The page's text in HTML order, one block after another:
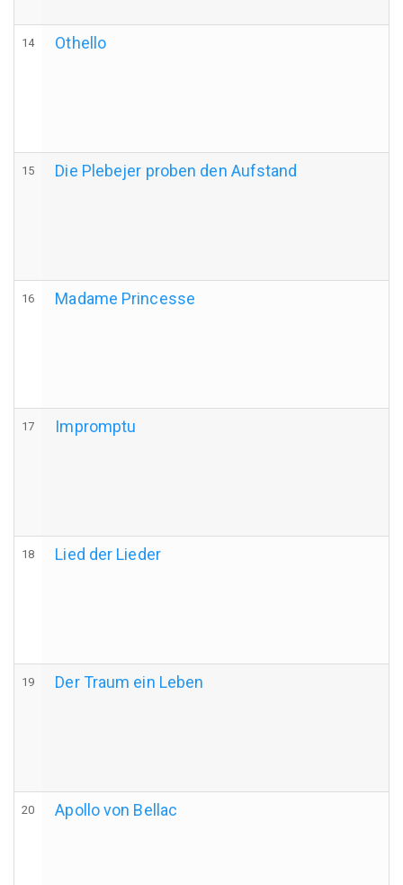
14 Othello
15 Die Plebejer proben den Aufstand
16 Madame Princesse
17 Impromptu
18 Lied der Lieder
19 Der Traum ein Leben
20 Apollo von Bellac